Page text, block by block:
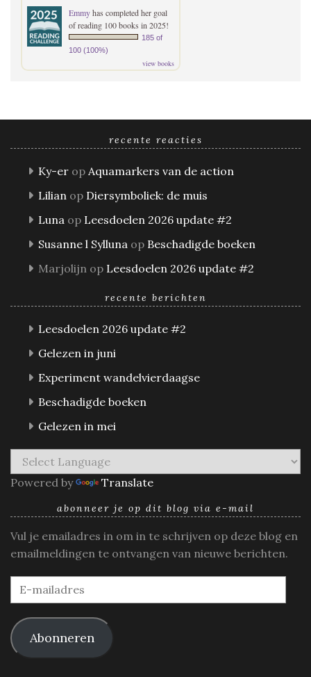
Emmyhas completed her goal
of reading 100 books in 2025!
185 of
100 (100%)
view books
recente reacties
Ky-er op Aquamarkers van de action
Lilian op Diersymboliek: de muis
Luna op Leesdoelen 2026 update #2
Susanne l Sylluna op Beschadigde boeken
Marjolijn op Leesdoelen 2026 update #2
recente berichten
Leesdoelen 2026 update #2
Gelezen in juni
Experiment wandelvierdaagse
Beschadigde boeken
Gelezen in mei
Powered by Translate
abonneer je op dit blog via e-mail
Vul je emailadres in om in te schrijven op deze blog en
emailmeldingen te ontvangen van nieuwe berichten.
E-
mailadres
Abonneren